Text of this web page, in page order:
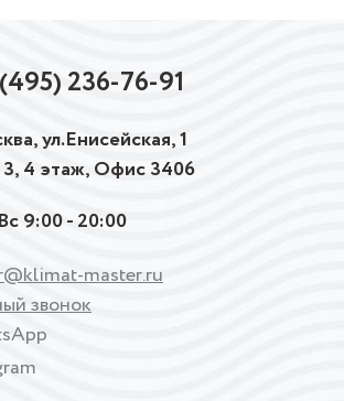
236-76-91
ул.Енисейская, 1
3, 4 этаж, Офис 3406
9:00 - 20:00
master.ru
звонок